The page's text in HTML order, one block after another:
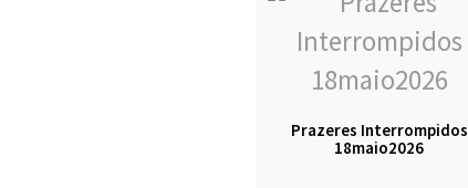
Prazeres Interrompidos
18maio2026